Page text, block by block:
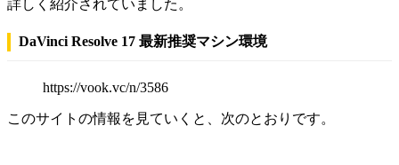
詳しく紹介されていました。
DaVinci Resolve 17 最新推奨マシン環境
https://vook.vc/n/3586
このサイトの情報を見ていくと、次のとおりです。